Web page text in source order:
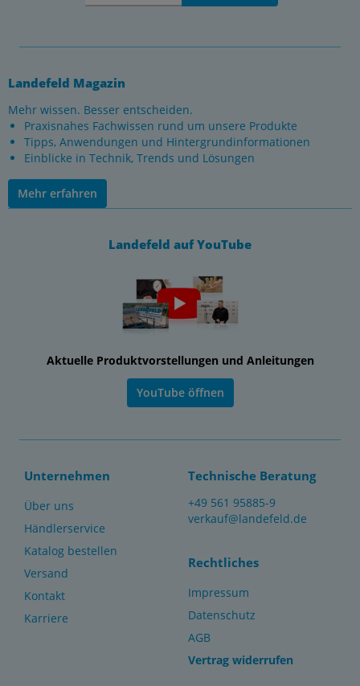
Landefeld Magazin
Mehr wissen. Besser entscheiden.
Praxisnahes Fachwissen rund um unsere Produkte
Tipps, Anwendungen und Hintergrundinformationen
Einblicke in Technik, Trends und Lösungen
Mehr erfahren
Landefeld auf YouTube
Aktuelle Produktvorstellungen und Anleitungen
YouTube öffnen
Unternehmen
Über uns
Händlerservice
Katalog bestellen
Versand
Kontakt
Karriere
Technische Beratung
+49 561 95885-9
verkauf@landefeld.de
Rechtliches
Impressum
Datenschutz
AGB
Vertrag widerrufen